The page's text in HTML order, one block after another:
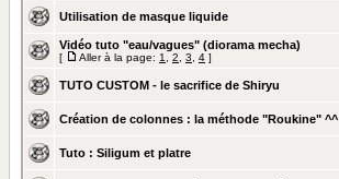
Utilisation de masque liquide
Vidéo tuto "eau/vagues" (diorama mecha)
[ Aller à la page: 1 2 3 4 ]
TUTO CUSTOM - le sacrifice de Shiryu
Création de colonnes : la méthode "Roukine" ^^
Tuto : Siligum et platre